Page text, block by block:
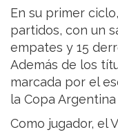
En su primer
partidos, con un
empates y 15
Además de los
marcada por el
la Copa
Como jugador, el